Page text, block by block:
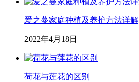
爱之蔓家庭种植及养护方法详解
2022年4月18日
荷花与莲花的区别